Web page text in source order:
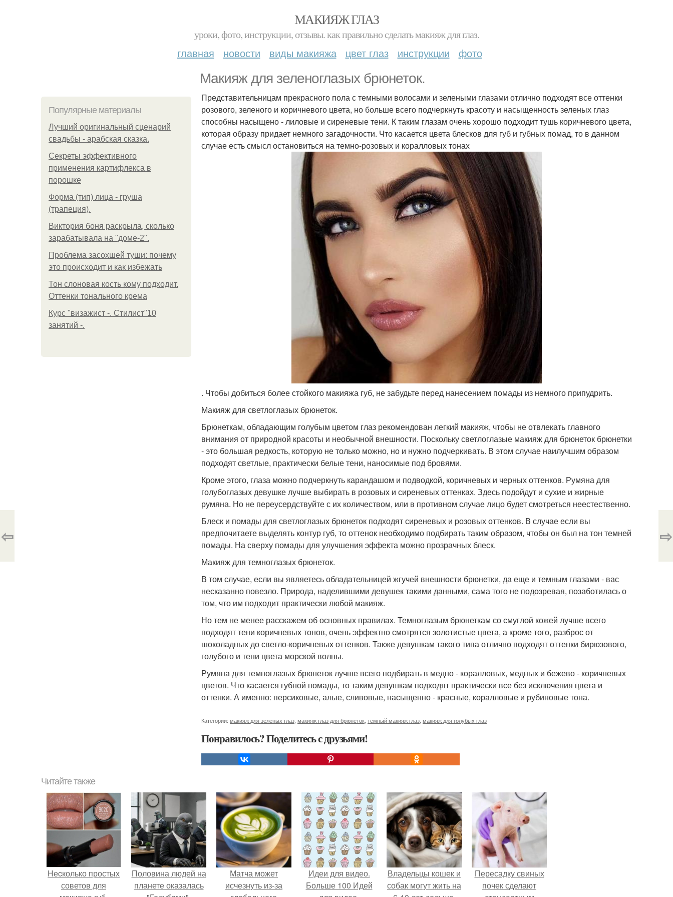
МАКИЯЖ ГЛАЗ
уроки, фото, инструкции, отзывы. как правильно сделать макияж для глаз.
главная новости виды макияжа цвет глаз инструкции фото
Макияж для зеленоглазых брюнеток.
Популярные материалы
Лучший оригинальный сценарий
свадьбы - арабская сказка.
Секреты эффективного
применения картифлекса в
порошке
Форма (тип) лица - груша
(трапеция).
Виктория боня раскрыла, сколько
зарабатывала на "доме-2".
Проблема засохшей туши: почему
это происходит и как избежать
Тон слоновая кость кому подходит.
Оттенки тонального крема
Курс "визажист -. Стилист"10
занятий -.
Представительницам прекрасного пола с темными волосами и зелеными глазами отлично подходят все оттенки
розового, зеленого и коричневого цвета, но больше всего подчеркнуть красоту и насыщенность зеленых глаз
способны насыщено - лиловые и сиреневые тени. К таким глазам очень хорошо подходит тушь коричневого цвета,
которая образу придает немного загадочности. Что касается цвета блесков для губ и губных помад, то в данном
случае есть смысл остановиться на темно-розовых и коралловых тонах
. Чтобы добиться более стойкого макияжа губ, не забудьте перед нанесением помады из немного припудрить.
Макияж для светлоглазых брюнеток.
Брюнеткам, обладающим голубым цветом глаз рекомендован легкий макияж, чтобы не отвлекать главного
внимания от природной красоты и необычной внешности. Поскольку светлоглазые макияж для брюнеток брюнетки
- это большая редкость, которую не только можно, но и нужно подчеркивать. В этом случае наилучшим образом
подходят светлые, практически белые тени, наносимые под бровями.
Кроме этого, глаза можно подчеркнуть карандашом и подводкой, коричневых и черных оттенков. Румяна для
голубоглазых девушке лучше выбирать в розовых и сиреневых оттенках. Здесь подойдут и сухие и жирные
румяна. Но не переусердствуйте с их количеством, или в противном случае лицо будет смотреться неестественно.
Блеск и помады для светлоглазых брюнеток подходят сиреневых и розовых оттенков. В случае если вы
предпочитаете выделять контур губ, то оттенок необходимо подбирать таким образом, чтобы он был на тон темней
помады. На сверху помады для улучшения эффекта можно прозрачных блеск.
Макияж для темноглазых брюнеток.
В том случае, если вы являетесь обладательницей жгучей внешности брюнетки, да еще и темным глазами - вас
несказанно повезло. Природа, наделившими девушек такими данными, сама того не подозревая, позаботилась о
том, что им подходит практически любой макияж.
Но тем не менее расскажем об основных правилах. Темноглазым брюнеткам со смуглой кожей лучше всего
подходят тени коричневых тонов, очень эффектно смотрятся золотистые цвета, а кроме того, разброс от
шоколадных до светло-коричневых оттенков. Также девушкам такого типа отлично подходят оттенки бирюзового,
голубого и тени цвета морской волны.
Румяна для темноглазых брюнеток лучше всего подбирать в медно - коралловых, медных и бежево - коричневых
цветов. Что касается губной помады, то таким девушкам подходят практически все без исключения цвета и
оттенки. А именно: персиковые, алые, сливовые, насыщенно - красные, коралловые и рубиновые тона.
Категории: макияж для зеленых глаз макияж глаз для брюнеток темный макияж глаз макияж для голубых глаз
Понравилось? Поделитесь с друзьями!
⇦ ⇨
Читайте также
Неcколько простых
советов для
Половина людей на
планете оказалась
Матча может
исчезнуть из-за
Идеи для видео.
Больше 100 Идей
Владельцы кошек и
собак могут жить на
Пересадку свиных
почек сделают